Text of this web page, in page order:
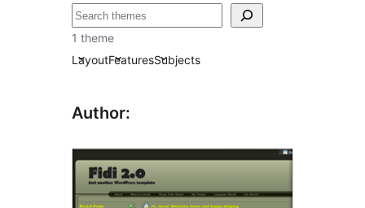
खोजें
1 theme
LayoutFeaturesSubjects
Author: